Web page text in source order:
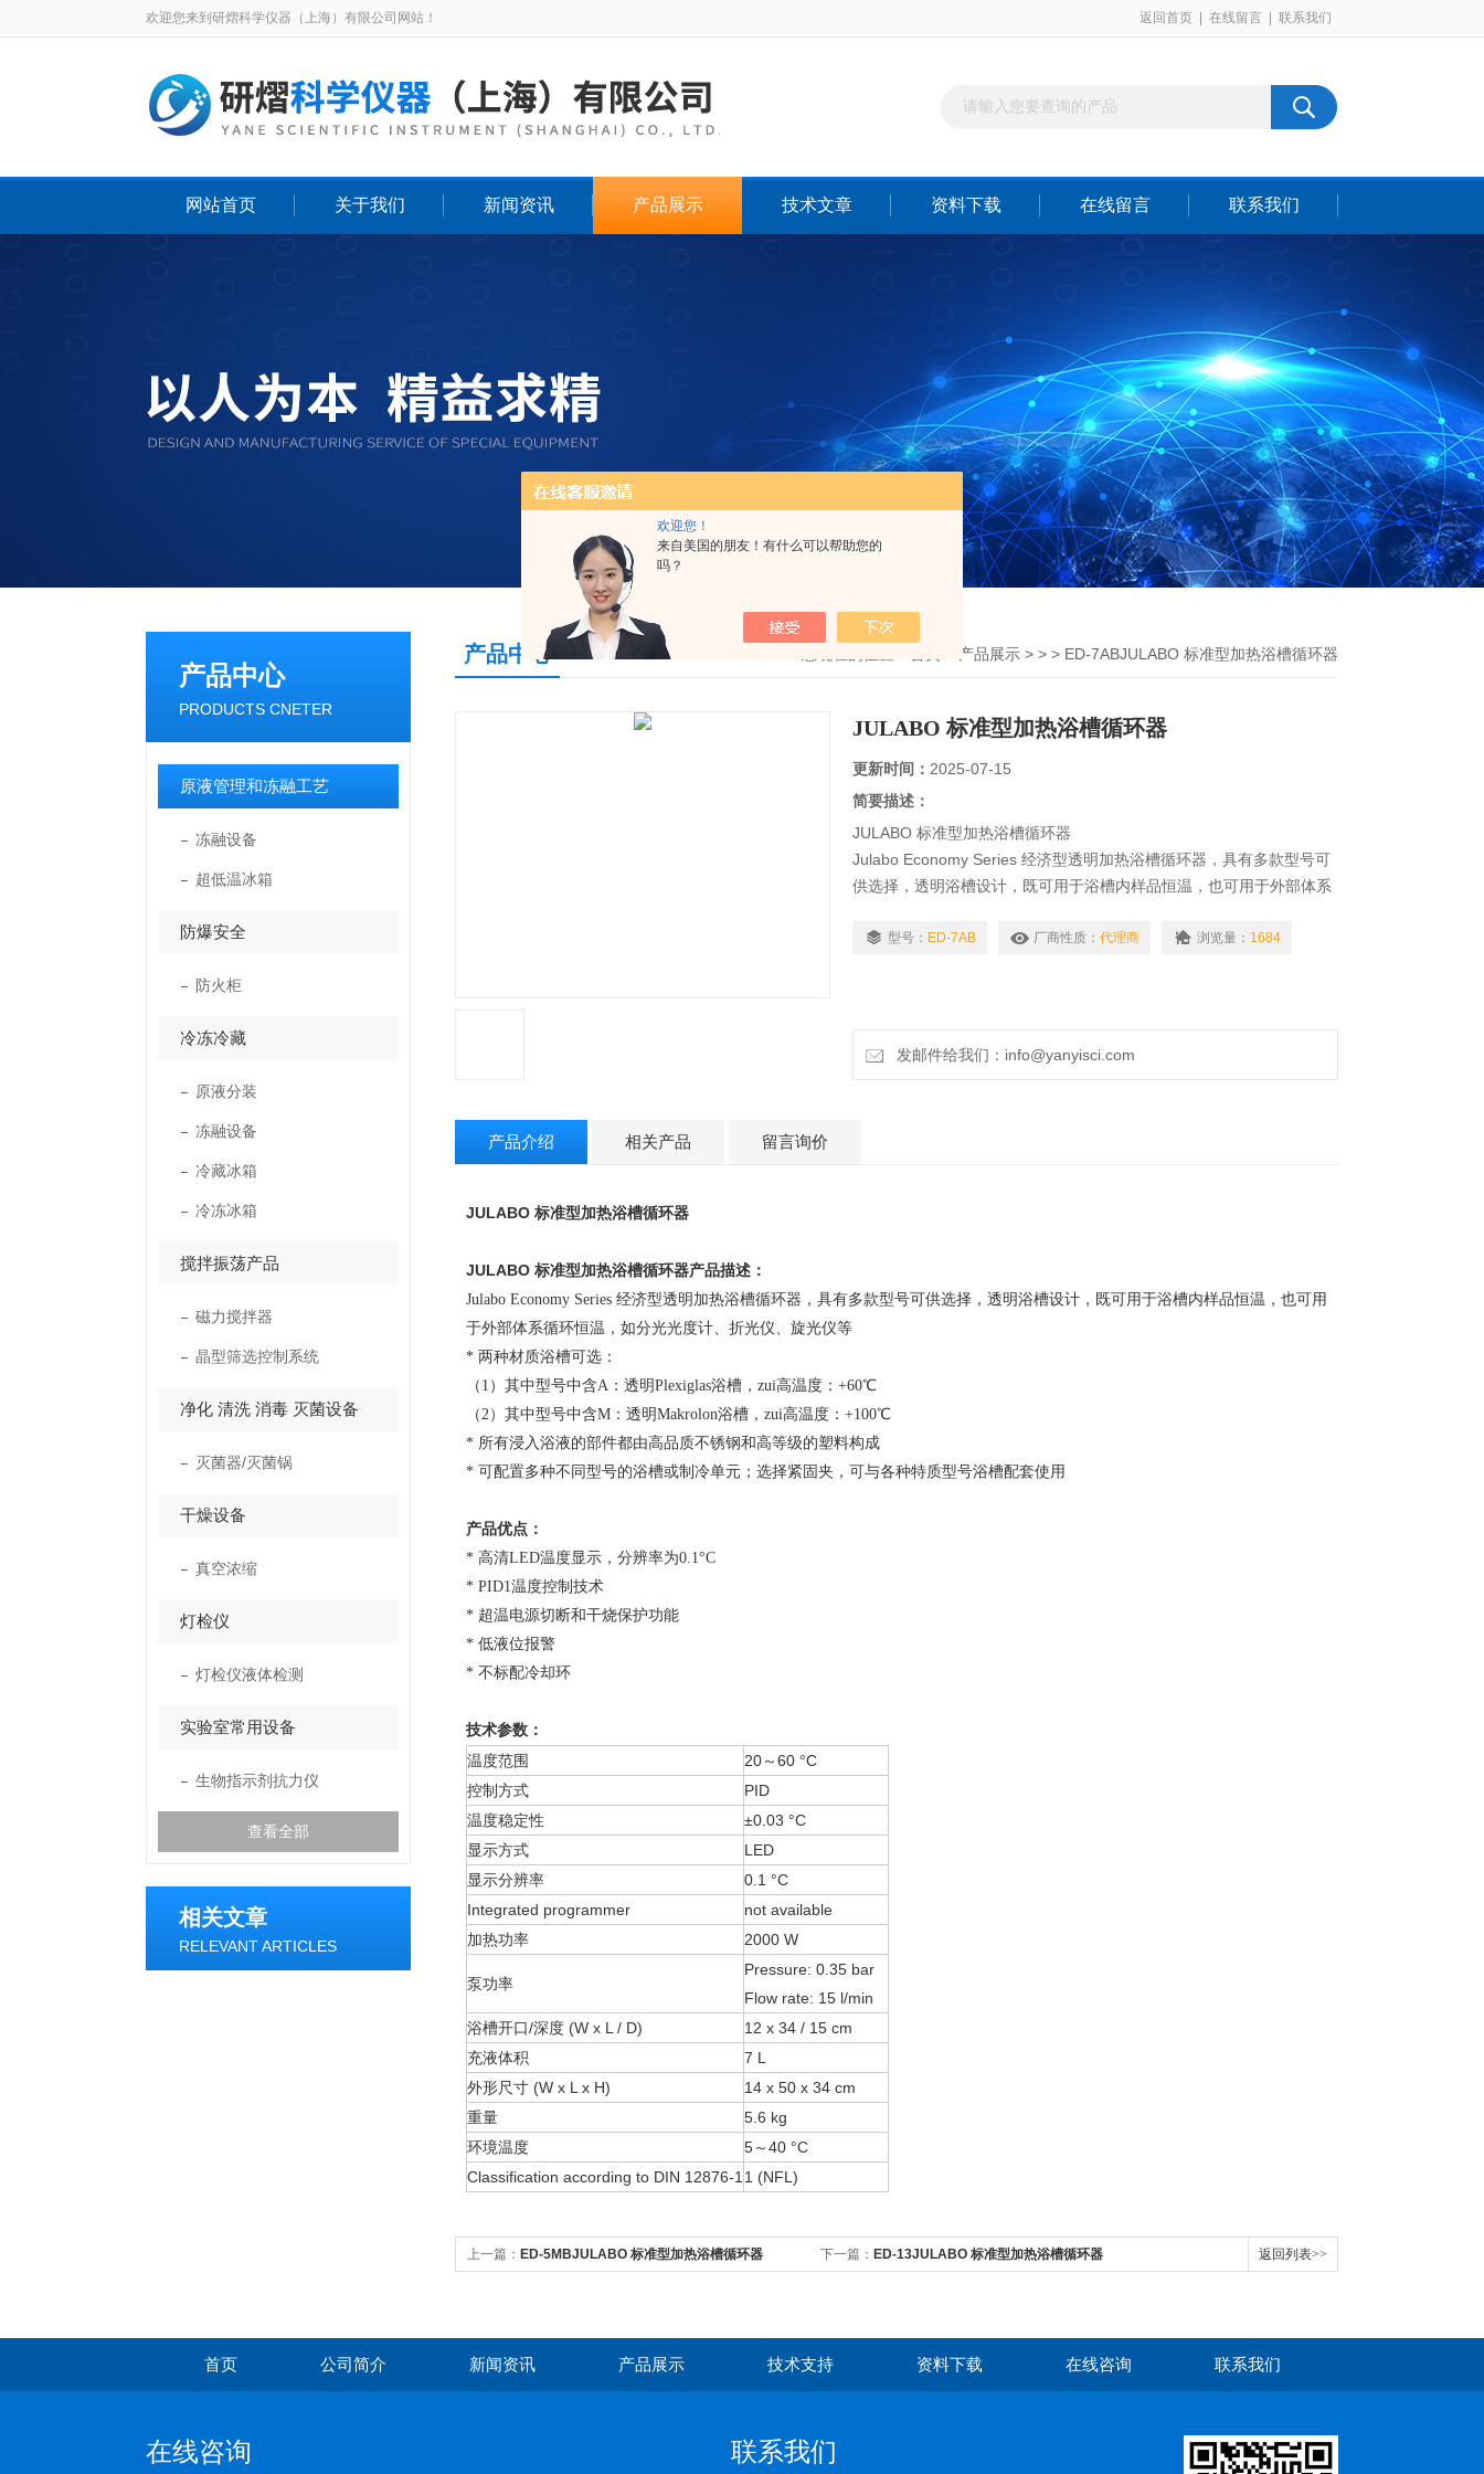
欢迎您！
来自美国的朋友！有什么可以帮助您的
吗？
欢迎您来到研熠科学仪器（上海）有限公司网站！ 返回首页 在线留言 联系我们
网站首页 关于我们 新闻资讯 产品展示 技术文章 资料下载 在线留言 联系我们
产品中心
PRODUCTS CNETER
原液管理和冻融工艺
冻融设备
超低温冰箱
防爆安全
防火柜
冷冻冷藏
原液分装
冻融设备
冷藏冰箱
冷冻冰箱
搅拌振荡产品
磁力搅拌器
晶型筛选控制系统
净化 清洗 消毒 灭菌设备
灭菌器/灭菌锅
干燥设备
真空浓缩
灯检仪
灯检仪液体检测
实验室常用设备
生物指示剂抗力仪
查看全部
相关文章
RELEVANT ARTICLES
产品中心 产品展示 > > > ED-7ABJULABO 标准型加热浴槽循环器
JULABO 标准型加热浴槽循环器
更新时间： 2025-07-15
简要描述：
JULABO 标准型加热浴槽循环器
Julabo Economy Series 经济型透明加热浴槽循环器，具有多款型号可
供选择，透明浴槽设计，既可用于浴槽内样品恒温，也可用于外部体系
型号： ED-7AB 厂商性质： 代理商 浏览量： 1684
发邮件给我们：info@yanyisci.com
产品介绍 相关产品 留言询价
JULABO 标准型加热浴槽循环器
JULABO 标准型加热浴槽循环器产品描述：
Julabo Economy Series 经济型透明加热浴槽循环器，具有多款型号可供选择，透明浴槽设计，既可用于浴槽内样品恒温，也可用
于外部体系循环恒温，如分光光度计、折光仪、旋光仪等
* 两种材质浴槽可选：
（1）其中型号中含A：透明Plexiglas浴槽，zui高温度：+60℃
（2）其中型号中含M：透明Makrolon浴槽，zui高温度：+100℃
* 所有浸入浴液的部件都由高品质不锈钢和高等级的塑料构成
* 可配置多种不同型号的浴槽或制冷单元；选择紧固夹，可与各种特质型号浴槽配套使用
产品优点：
* 高清LED温度显示，分辨率为0.1°C
* PID1温度控制技术
* 超温电源切断和干烧保护功能
* 低液位报警
* 不标配冷却环
技术参数：
温度范围
20～60 °C
控制方式
PID
温度稳定性
±0.03 °C
显示方式
LED
显示分辨率
0.1 °C
Integrated programmer
not available
加热功率
2000 W
泵功率
Pressure: 0.35 bar
Flow rate: 15 l/min
浴槽开口/深度 (W x L / D)
12 x 34 / 15 cm
充液体积
7 L
外形尺寸 (W x L x H)
14 x 50 x 34 cm
重量
5.6 kg
环境温度
5～40 °C
Classification according to DIN 12876-1 1 (NFL)
上一篇： ED-5MBJULABO 标准型加热浴槽循环器 下一篇： ED-13JULABO 标准型加热浴槽循环器 返回列表>>
首页 公司简介 新闻资讯 产品展示 技术支持 资料下载 在线咨询 联系我们
在线咨询 联系我们